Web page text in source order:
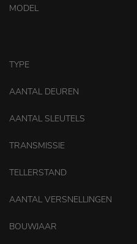
MODEL
TYPE
AANTAL DEUREN
AANTAL SLEUTELS
TRANSMISSIE
TELLERSTAND
AANTAL VERSNELLINGEN
BOUWJAAR